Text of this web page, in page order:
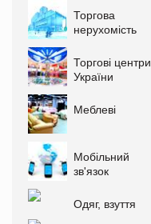
Торгова
нерухомість
Торгові центри
України
Меблеві
Мобільний
зв'язок
Одяг, взуття